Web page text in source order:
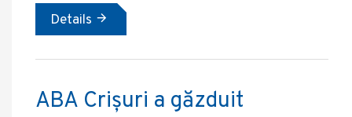
Details
ABA Crișuri a găzduit